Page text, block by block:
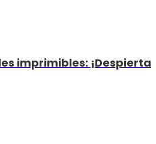
imprimibles: ¡Despierta